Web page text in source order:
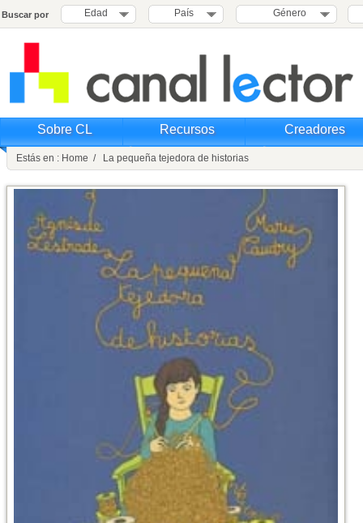
Buscar por Edad País Género
Sobre CL Recursos Creadores
Estás en : Home / La pequeña tejedora de historias